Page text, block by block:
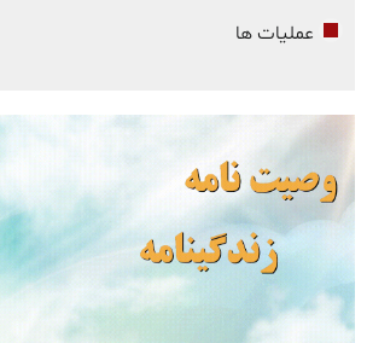
عملیات ها